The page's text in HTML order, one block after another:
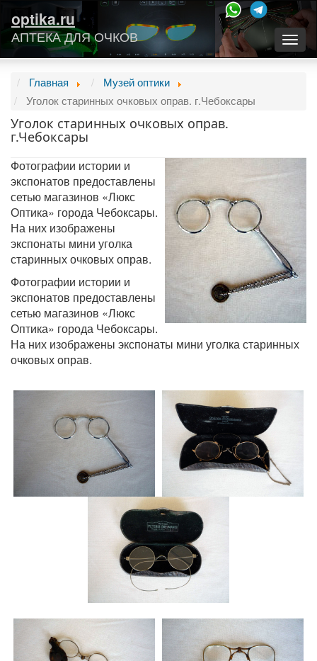
optika.ru
АПТЕКА ДЛЯ ОЧКОВ
Главная
Музей оптики
Уголок старинных очковых оправ. г.Чебоксары
Уголок старинных очковых оправ.
г.Чебоксары
Фотографии истории и
экспонатов предоставлены
сетью магазинов «Люкс
Оптика» города Чебоксары.
На них изображены
экспонаты мини уголка
старинных очковых оправ.
Фотографии истории и
экспонатов предоставлены
сетью магазинов «Люкс
Оптика» города Чебоксары.
На них изображены экспонаты мини уголка старинных
очковых оправ.